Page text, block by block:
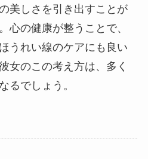
美しさを引き出すことが
心の健康が整うことで、
うれい線のケアにも良い
女のこの考え方は、多く
るでしょう。